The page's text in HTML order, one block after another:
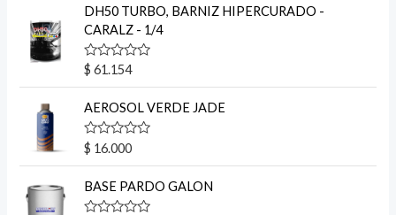
o
a
d
o
e
d
e
5
DH50 TURBO, BARNIZ HIPERCURADO -
CARALZ - 1/4
V
a
o
a
d
o
e
n
0
d
$ 61.154
AEROSOL VERDE JADE
V
a
o
a
$ 16.000
BASE PARDO GALON